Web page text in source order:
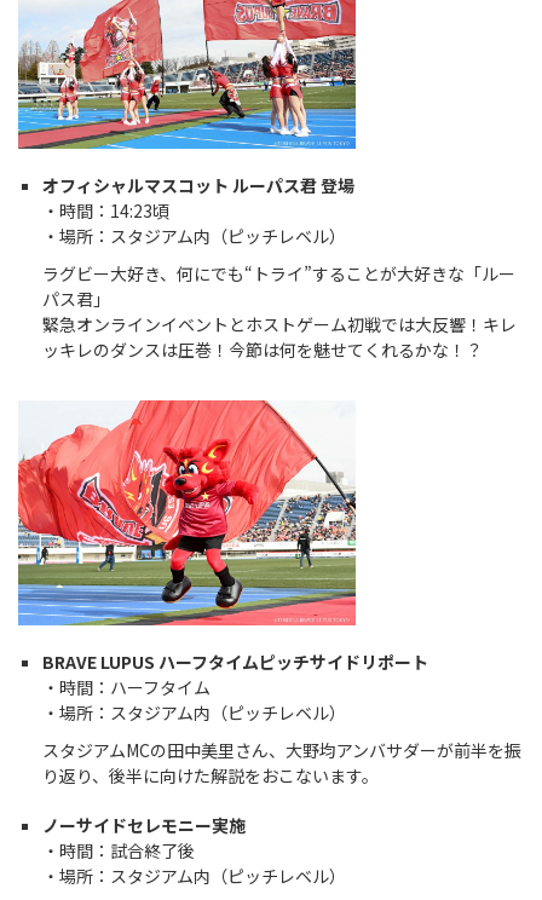
オフィシャルマスコット ルーパス君 登場
・時間：14:23頃
・場所：スタジアム内（ピッチレベル）
ラグビー大好き、何にでも“トライ”することが大好きな「ルー
パス君」
緊急オンラインイベントとホストゲーム初戦では大反響！キレ
ッキレのダンスは圧巻！今節は何を魅せてくれるかな！？
BRAVE LUPUS ハーフタイムピッチサイドリポート
・時間：ハーフタイム
・場所：スタジアム内（ピッチレベル）
スタジアムMCの田中美里さん、大野均アンバサダーが前半を振
り返り、後半に向けた解説をおこないます。
ノーサイドセレモニー実施
・時間：試合終了後
・場所：スタジアム内（ピッチレベル）